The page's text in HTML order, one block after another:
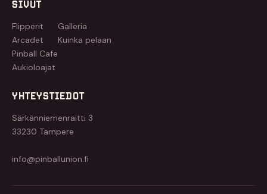
SIVUT
Flipperit
Arcadet
Pinball Cafe
Aukioloajat
Galleria
Kuinka pelaan
YHTEYSTIEDOT
Särkänniemenraitti 3
33230 Tampere
info@pinballunion.fi